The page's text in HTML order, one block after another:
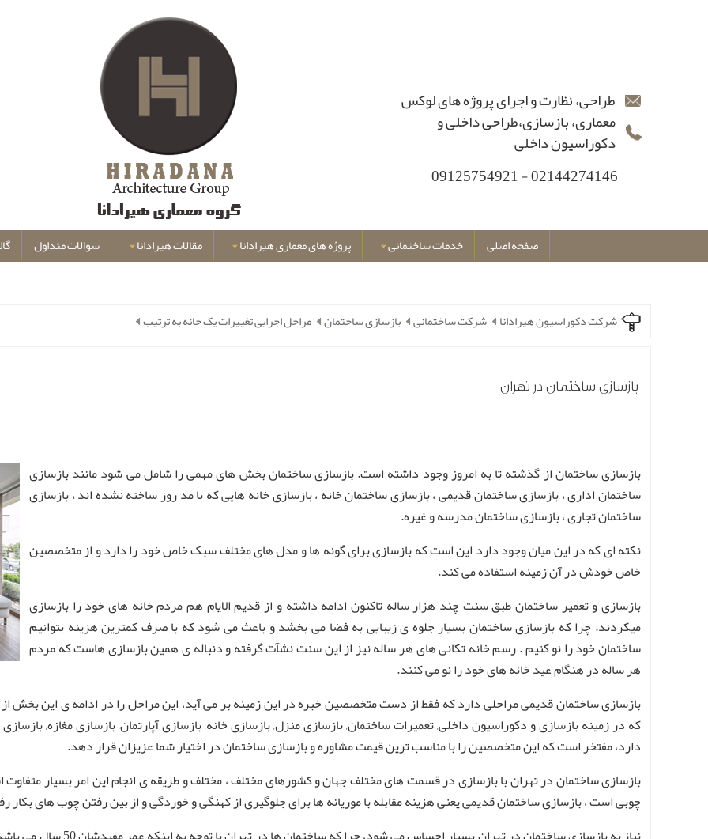
طراحی، نظارت و اجرای پروژه های لوکس
معماری، بازسازی،طراحی داخلی و
دکوراسیون داخلی
02144274146 - 09125754921
صفحه اصلی خدمات ساختمانی پروژه های معماری هیرادانا مقالات هیرادانا سوالات متداول
شرکت دکوراسیون هیرادانا شرکت ساختمانی بازسازی ساختمان مراحل اجرایی تغییرات یک خانه به ترتیب
بازسازی ساختمان در تهران
بازسازی ساختمان از گذشته تا به امروز وجود داشته است. بازسازی ساختمان بخش های مهمی را شامل می شود مانند بازسازی
ساختمان اداری ، بازسازی ساختمان قدیمی ، بازسازی ساختمان خانه ، بازسازی خانه هایی که با مد روز ساخته نشده اند ، بازسازی
ساختمان تجاری ، بازسازی ساختمان مدرسه و غیره.
نکته ای که در این میان وجود دارد این است که بازسازی برای گونه ها و مدل های مختلف سبک خاص خود را دارد و از متخصصین
خاص خودش در آن زمینه استفاده می کند.
بازسازی و تعمیر ساختمان طبق سنت چند هزار ساله تاکنون ادامه داشته و از قدیم الایام هم مردم خانه های خود را بازسازی
میکردند. چرا که بازسازی ساختمان بسیار جلوه ی زیبایی به فضا می بخشد و باعث می شود که با صرف کمترین هزینه بتوانیم
ساختمان خود را نو کنیم . رسم خانه تکانی های هر ساله نیز از این سنت نشآت گرفته و دنباله ی همین بازسازی هاست که مردم
هر ساله در هنگام عید خانه های خود را نو می کنند.
بازسازی ساختمان قدیمی مراحلی دارد که فقط از دست متخصصین خبره در این زمینه بر می آید، این مراحل را در ادامه ی این
که در زمینه بازسازی و دکوراسیون داخلی, تعمیرات ساختمان, بازسازی منزل, بازسازی خانه, بازسازی آپارتمان, بازسازی مغازه,
دارد، مفتخر است که این متخصصین را با مناسب ترین قیمت مشاوره و بازسازی ساختمان در اختیار شما عزیزان قرار دهد.
بازسازی ساختمان در تهران با بازسازی در قسمت های مختلف جهان و کشورهای مختلف ، مختلف و طریقه ی انجام این امر بسیار
چوبی است ، بازسازی ساختمان قدیمی یعنی هزینه مقابله با موریانه ها برای جلوگیری از کهنگی و خوردگی و از بین رفتن چوب های